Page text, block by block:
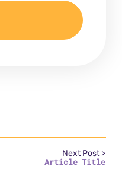
Next Post >
Article Title